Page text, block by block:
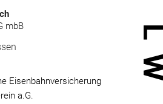
mbB
Eisenbahnversicherung
a.G.